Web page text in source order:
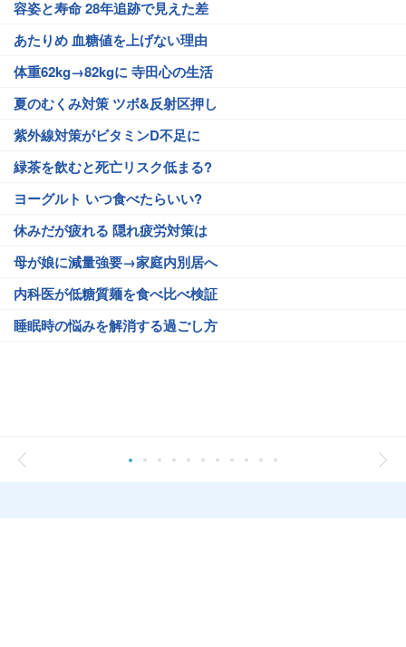
容姿と寿命 28年追跡で見えた差
あたりめ 血糖値を上げない理由
体重62kg→82kgに 寺田心の生活
夏のむくみ対策 ツボ&反射区押し
紫外線対策がビタミンD不足に
緑茶を飲むと死亡リスク低まる?
ヨーグルト いつ食べたらいい?
休みだが疲れる 隠れ疲労対策は
母が娘に減量強要→家庭内別居へ
内科医が低糖質麺を食べ比べ検証
睡眠時の悩みを解消する過ごし方